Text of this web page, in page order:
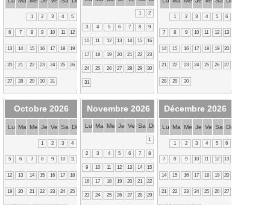
1 2 3 4 5
6 7 8 9 10 11 12
13 14 15 16 17 18 19
20 21 22 23 24 25 26
27 28 29 30 31
1 2
3 4 5 6 7 8 9
10 11 12 13 14 15 16
17 18 19 20 21 22 23
24 25 26 27 28 29 30
31
1 2 3 4 5 6
7 8 9 10 11 12 13
14 15 16 17 18 19 20
21 22 23 24 25 26 27
28 29 30
Octobre 2026
Lu Ma Me Je Ve Sa Di
1 2 3 4
5 6 7 8 9 10 11
12 13 14 15 16 17 18
19 20 21 22 23 24 25
Novembre 2026
Lu Ma Me Je Ve Sa Di
1
2 3 4 5 6 7 8
9 10 11 12 13 14 15
16 17 18 19 20 21 22
23 24 25 26 27 28 29
Décembre 2026
Lu Ma Me Je Ve Sa Di
1 2 3 4 5 6
7 8 9 10 11 12 13
14 15 16 17 18 19 20
21 22 23 24 25 26 27